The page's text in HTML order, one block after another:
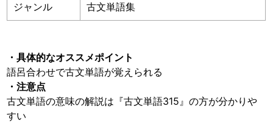
ジャンル 古文単語集
・具体的なオススメポイント
語呂合わせで古文単語が覚えられる
・注意点
古文単語の意味の解説は『古文単語315』の方が分かりや
すい